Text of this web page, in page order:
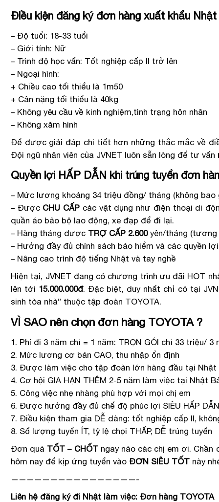
Điều kiện đăng ký đơn hàng xuất khẩu
– Độ tuổi: 18-33 tuổi
– Giới tính: Nữ
– Trình độ học vấn: Tốt nghiệp cấp II trở lên
– Ngoại hình:
+ Chiều cao tối thiểu là 1m50
+ Cân nặng tối thiểu là 40kg
– Không yêu cầu về kinh nghiệm,tình trạng hôn nhân
– Không xăm hình
Để được giải đáp chi tiết hơn những thắc mắc về
Đội ngũ nhân viên của JVNET luôn sẵn lòng để tư vấn
Quyền lợi HẤP DẪN khi trúng tuyển đơn
– Mức lương khoảng 34 triệu đồng/ tháng (không
– Được CHU CẤP các vật dụng như điện thoại di
quần áo bảo bộ lao động, xe đạp để đi lại.
– Hàng tháng được TRỢ CẤP 2.600yên/tháng (tương
– Hưởng đầy đủ chính sách bảo hiểm và các quyền
– Nâng cao trình độ tiếng Nhật và tay nghề
Hiện tại, JVNET đang có chương trình ưu đãi HOT
lên tới 15.000.000đ. Đặc biệt, duy nhất chỉ có tại
sinh tòa nhà” thuộc tập đoàn TOYOTA.
VÌ SAO nên chọn đơn hàng TOYOTA ?
1. Phí đi 3 năm chỉ = 1 năm: TRỌN GÓI chỉ 33 triệu/ 3
2. Mức lương cơ bản CAO, thu nhập ổn định
3. Được làm việc cho tập đoàn lớn hàng đầu tại Nhật
4. Cơ hội GIA HẠN THÊM 2-5 năm làm việc tại Nhật
5. Công việc nhẹ nhàng phù hợp với mọi chị em
6. Được hưởng đầy đủ chế độ phúc lợi SIÊU HẤP DẪN
7. Điều kiện tham gia DỄ dàng: tốt nghiệp cấp II,
8. Số lượng tuyển ÍT, tỷ lệ chọi THẤP, DỄ trúng tuyển
Đơn quá TỐT – CHỐTngay nào các chị em ơi. Chần
hôm nay để kịp ứng tuyển vào ĐƠN SIÊU TỐT này
————————————————-
Liên hệ đăng ký đi Nhật làm việc: Đơn hàng TOYOTA